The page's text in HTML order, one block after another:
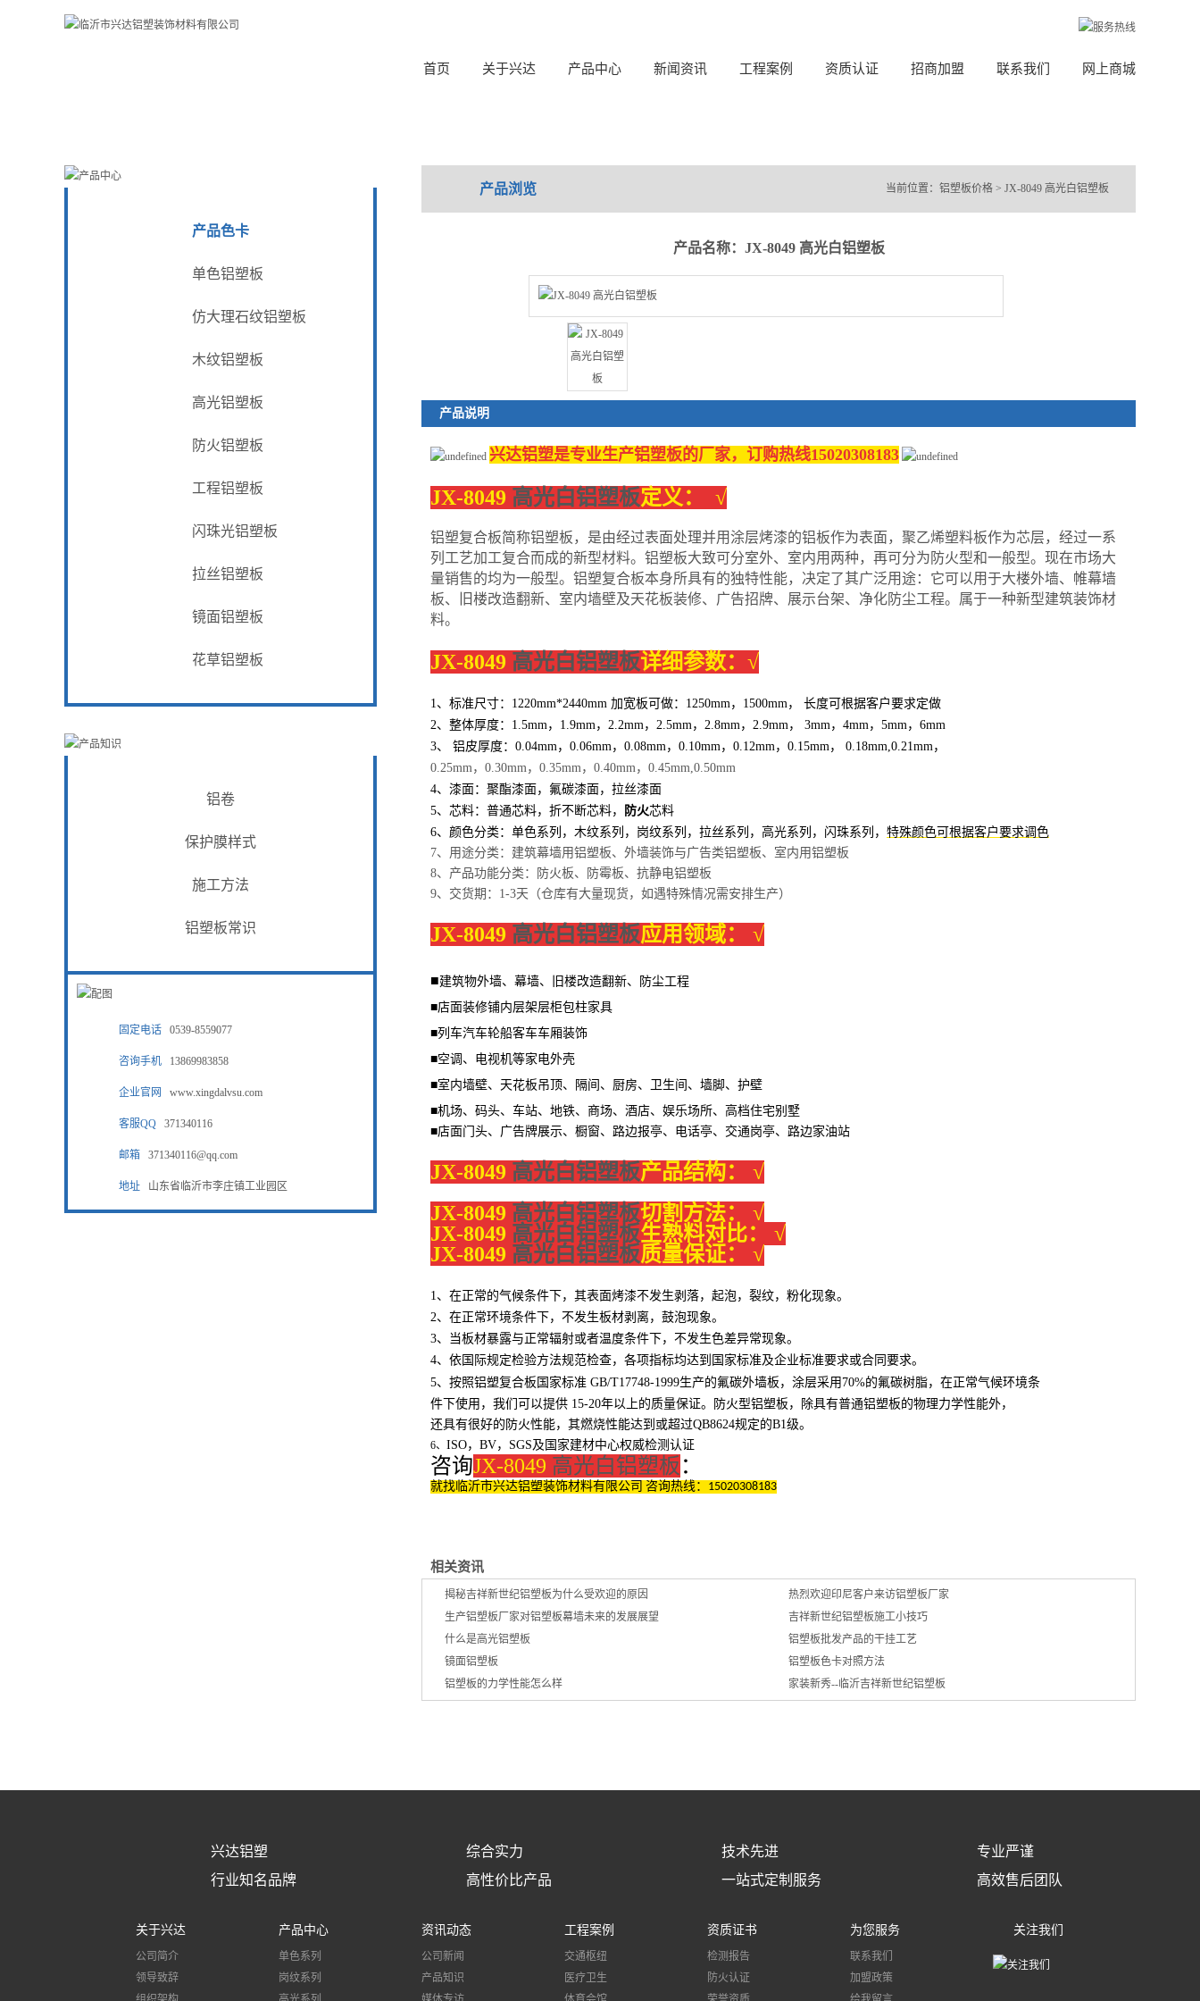
首页 关于兴达 产品中心 新闻资讯 工程案例 资质认证 招商加盟 联系我们 网上商城
当前位置： 铝塑板价格 > JX-8049 高光白铝塑板
产品浏览
产品名称：JX-8049 高光白铝塑板
产品说明
兴达铝塑是专业生产铝塑板的厂家，订购热线15020308183
JX-8049 高光白铝塑板定义： √
铝塑复合板简称铝塑板，是由经过表面处理并用涂层烤漆的铝板作为表面，聚乙烯塑料板作为芯层，经过一系
列工艺加工复合而成的新型材料。铝塑板大致可分室外、室内用两种，再可分为防火型和一般型。现在市场大
量销售的均为一般型。铝塑复合板本身所具有的独特性能，决定了其广泛用途：它可以用于大楼外墙、帷幕墙
板、旧楼改造翻新、室内墙壁及天花板装修、广告招牌、展示台架、净化防尘工程。属于一种新型建筑装饰材
料。
JX-8049 高光白铝塑板详细参数：√
1、标准尺寸： 1220mm*2440mm 加宽板可做： 1250mm，1500mm， 长度可根据客户要求定做
2、整体厚度：1.5mm， 1.9mm，2.2mm，2.5mm，2.8mm，2.9mm， 3mm，4mm，5mm，6mm
3、 铝皮厚度： 0.04mm，0.06mm，0.08mm，0.10mm，0.12mm，0.15mm， 0.18mm,0.21mm，
0.25mm，0.30mm，0.35mm，0.40mm，0.45mm,0.50mm
4、漆面：聚酯漆面，氟碳漆面，拉丝漆面
5、芯料：普通芯料，折不断芯料，
防火芯料
6、颜色分类：单色系列，木纹系列，岗纹系列，拉丝系列，高光系列，闪珠系列， 特殊颜色可根据客户要求调色
7、用途分类：建筑幕墙用铝塑板、外墙装饰与广告类铝塑板、室内用铝塑板
8、产品功能分类：防火板、防霉板、抗静电铝塑板
9、交货期：1-3天（仓库有大量现货，如遇特殊情况需安排生产）
JX-8049 高光白铝塑板应用领域： √
■建筑物外墙、幕墙、旧楼改造翻新、防尘工程
■店面装修铺内层架层柜包柱家具
■列车汽车轮船客车车厢装饰
■空调、电视机等家电外壳
■室内墙壁、天花板吊顶、隔间、厨房、卫生间、墙脚、护壁
■机场、码头、车站、地铁、商场、酒店、娱乐场所、高档住宅别墅
■店面门头、广告牌展示、橱窗、路边报亭、电话亭、交通岗亭、路边家油站
JX-8049 高光白铝塑板产品结构： √
JX-8049 高光白铝塑板切割方法： √
JX-8049 高光白铝塑板生熟料对比： √
JX-8049 高光白铝塑板质量保证： √
1、在正常的气候条件下，其表面烤漆不发生剥落，起泡，裂纹，粉化现象。
2、在正常环境条件下，不发生板材剥离，鼓泡现象。
3、当板材暴露与正常辐射或者温度条件下，不发生色差异常现象。
4、依国际规定检验方法规范检查，各项指标均达到国家标准及企业标准要求或合同要求。
5、按照铝塑复合板国家标准 GB/T17748-1999生产的氟碳外墙板，涂层采用 70%的氟碳树脂，在正常气候环境条
件下使用，我们可以提供 15-20年以上的质量保证。防火型铝塑板，除具有普通铝塑板的物理力学性能外，
还具有很好的防火性能，其燃烧性能达到或超过QB8624规定的B1级。
6、 ISO，BV，SGS及国家建材中心权威检测认证
咨询JX-8049 高光白铝塑板 ：
就找临沂市兴达铝塑装饰材料有限公司 咨询热线：15020308183
相关资讯
揭秘吉祥新世纪铝塑板为什么受欢迎的原因
热烈欢迎印尼客户来访铝塑板厂家
生产铝塑板厂家对铝塑板幕墙未来的发展展望
吉祥新世纪铝塑板施工小技巧
什么是高光铝塑板
铝塑板批发产品的干挂工艺
镜面铝塑板
铝塑板色卡对照方法
铝塑板的力学性能怎么样
家装新秀--临沂吉祥新世纪铝塑板
产品色卡
单色铝塑板
仿大理石纹铝塑板
木纹铝塑板
高光铝塑板
防火铝塑板
工程铝塑板
闪珠光铝塑板
拉丝铝塑板
镜面铝塑板
花草铝塑板
铝卷
保护膜样式
施工方法
铝塑板常识
固定电话 0539-8559077
咨询手机 13869983858
企业官网 www.xingdalvsu.com
客服QQ 371340116
邮箱 371340116@qq.com
地址 山东省临沂市李庄镇工业园区
兴达铝塑
行业知名品牌
综合实力
高性价比产品
技术先进
一站式定制服务
专业严谨
高效售后团队
关于兴达
公司简介
领导致辞
产品中心
单色系列
岗纹系列
资讯动态
公司新闻
产品知识
工程案例
交通枢纽
医疗卫生
资质证书
检测报告
防火认证
为您服务
联系我们
加盟政策
关注我们